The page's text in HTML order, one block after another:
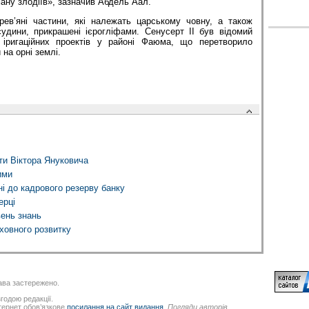
частини, які належать царському човну, а також
прикрашені ієрогліфами. Сенусерт II був відомий
проектів у районі Фаюма, що перетворило
орні землі.
Віктора Януковича
до кадрового резерву банку
знань
розвитку
застережено.
редакції.
обов’язкове посилання на сайт видання. Погляди авторів